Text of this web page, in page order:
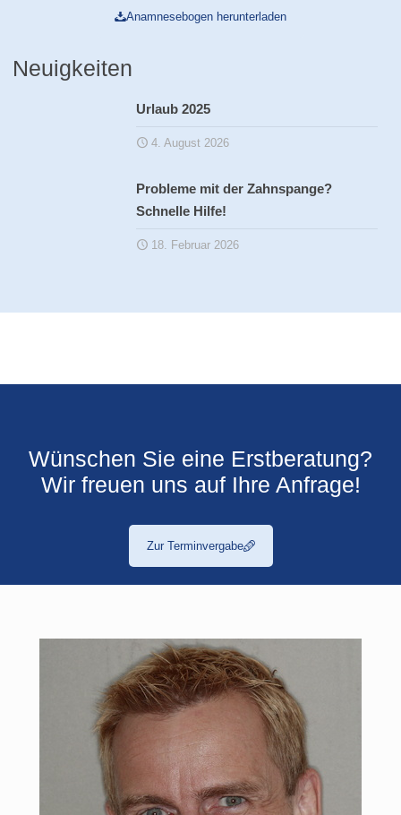
Anamnesebogen herunterladen
Neuigkeiten
Urlaub 2025
4. August 2026
Probleme mit der Zahnspange?
Schnelle Hilfe!
18. Februar 2026
Wünschen Sie eine Erstberatung?
Wir freuen uns auf Ihre Anfrage!
Zur Terminvergabe